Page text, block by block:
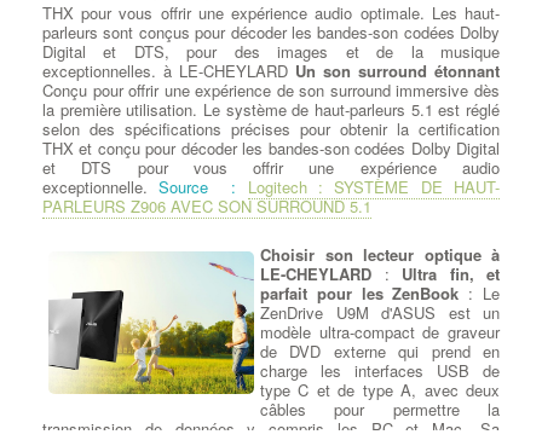
trop fort, vous pouvez aussi envisagez un refroidissement liquide
à LE-CHEYLARD.: Devis Réparateur Ordi Portable
Nos réparations sur Ordi Portables
Remplacer un ecran sur
ordinateur portable: RCS
spécialiste des écrans de
remplacementLCD et LED pour :
ordinateur portable, tablettes et
choix de références à LE-
CHEYLARD : plus de 73000
articles, Une vaste connaissance des pièces détachées
informatiques, Une expérience de plus de 15 ans dans la
réparation d'ordinateurs portables, Des tarifs moins chers et des
délais optimisés. Les fabricants d'ordinateurs portables peuvent
utiliser plus qu'un seul type d'écran diffèrent pour un même
modèle d'ordinateur portable. En plus de cela à LE-
CHEYLARD, les fabricants d'écrans LCD publie de nouveaux
modèles tous les 3-6 mois et votre écran d'origine peuvent être
THX pour vous offrir une expérience audio optimale. Les haut-
parleurs sont conçus pour décoder les bandes-son codées Dolby
Digital et DTS, pour des images et de la musique
exceptionnelles. à LE-CHEYLARD Un son surround étonnant
Conçu pour offrir une expérience de son surround immersive dès
la première utilisation. Le système de haut-parleurs 5.1 est réglé
selon des spécifications précises pour obtenir la certification
THX et conçu pour décoder les bandes-son codées Dolby Digital
et DTS pour vous offrir une expérience audio
exceptionnelle. Source : Logitech : SYSTÈME DE HAUT-
PARLEURS Z906 AVEC SON SURROUND 5.1
Choisir son lecteur optique à
LE-CHEYLARD : Ultra fin, et
parfait pour les ZenBook : Le
ZenDrive U9M d'ASUS est un
modèle ultra-compact de graveur
de DVD externe qui prend en
charge les interfaces USB de
type C et de type A, avec deux
câbles pour permettre la
transmission de données y compris les PC et Mac. Sa